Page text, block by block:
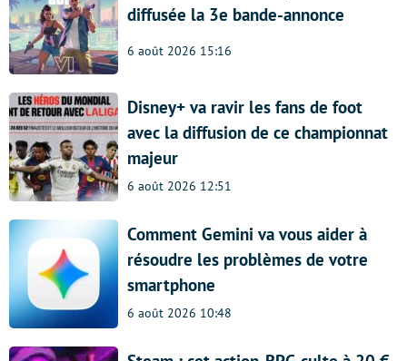
diffusée la 3e bande-annonce
6 août 2026 15:16
Disney+ va ravir les fans de foot
avec la diffusion de ce championnat
majeur
6 août 2026 12:51
Comment Gemini va vous aider à
résoudre les problèmes de votre
smartphone
6 août 2026 10:48